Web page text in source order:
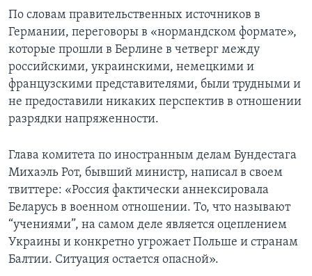
По словам правительственных источников в
Германии, переговоры в «нормандском формате»,
которые прошли в Берлине в четверг между
российскими, украинскими, немецкими и
французскими представителями, были трудными и
не предоставили никаких перспектив в отношении
разрядки напряженности.
Глава комитета по иностранным делам Бундестага
Михаэль Рот, бывший министр, написал в своем
твиттере: «Россия фактически аннексировала
Беларусь в военном отношении. То, что называют
“учениями”, на самом деле является оцеплением
Украины и конкретно угрожает Польше и странам
Балтии. Ситуация остается опасной».